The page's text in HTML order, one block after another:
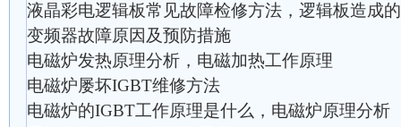
液晶彩电逻辑板常见故障检修方法，逻辑板造成
变频器故障原因及预防措施
电磁炉发热原理分析，电磁加热工作原理
电磁炉屡坏IGBT维修方法
电磁炉的IGBT工作原理是什么，电磁炉原理分析